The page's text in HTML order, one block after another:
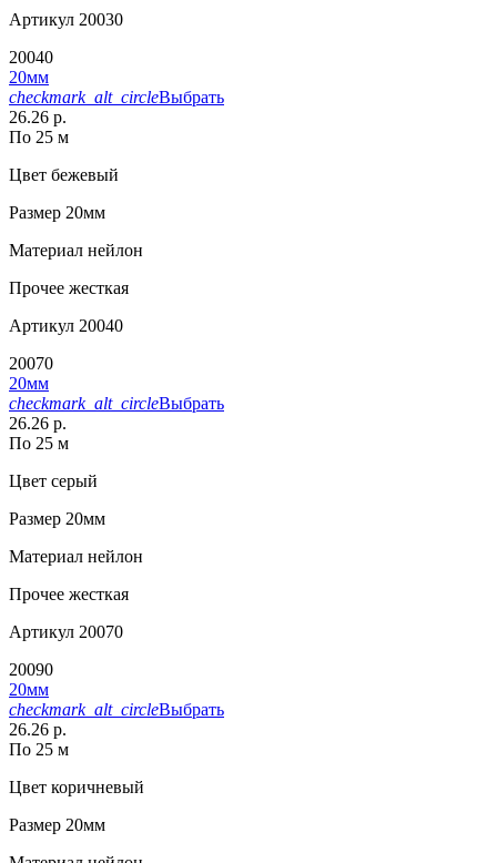
Артикул 20030
20040
20мм
checkmark_alt_circleВыбрать
26.26 р.
По 25 м
Цвет бежевый
Размер 20мм
Материал нейлон
Прочее жесткая
Артикул 20040
20070
20мм
checkmark_alt_circleВыбрать
26.26 р.
По 25 м
Цвет серый
Размер 20мм
Материал нейлон
Прочее жесткая
Артикул 20070
20090
20мм
checkmark_alt_circleВыбрать
26.26 р.
По 25 м
Цвет коричневый
Размер 20мм